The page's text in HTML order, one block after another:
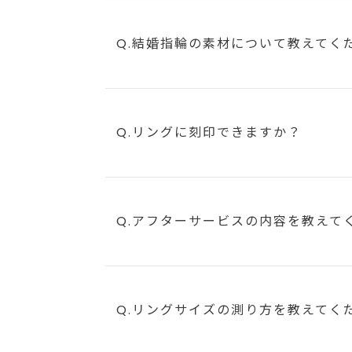
Q.結婚指輪の素材について教えてく
Q.リングに刻印できますか？
Q.アフターサービスの内容を教えて
Q.リングサイズの測り方を教えてく